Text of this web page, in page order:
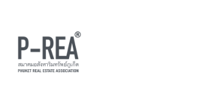
content